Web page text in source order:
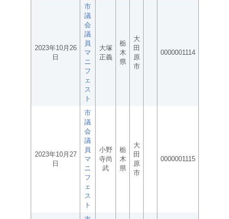
2023年10月26
日
市
議
会
議
員
マ
ニ
フ
ェ
ス
ト
大塚
正義
栃
木
県
大
田
原
市
0000001114
2023年10月27
日
市
議
会
議
員
マ
ニ
フ
ェ
ス
ト
小野
寺尚
武
栃
木
県
大
田
原
市
0000001115